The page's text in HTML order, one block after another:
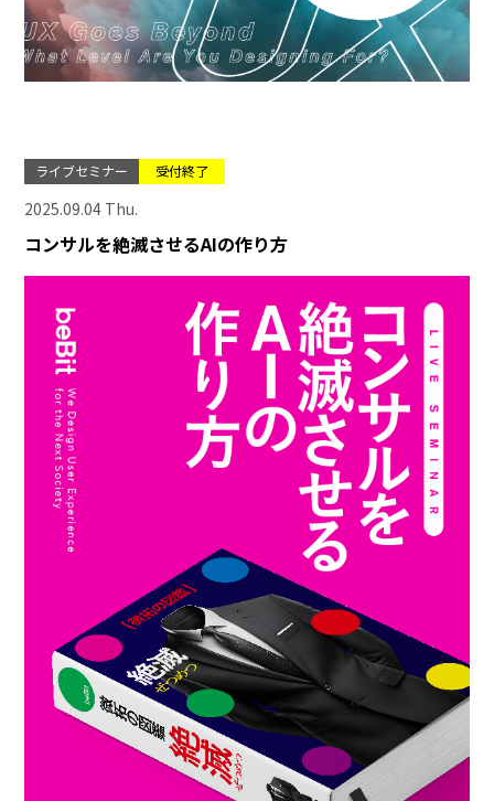
ライブセミナー 受付終了
2025.09.04 Thu.
コンサルを絶滅させるAIの作り方